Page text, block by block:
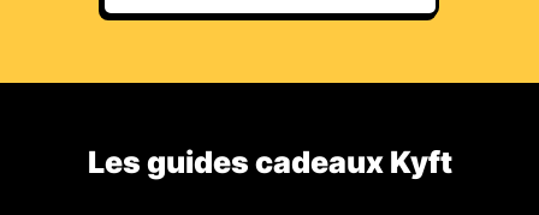
Les guides cadeaux Kyft​